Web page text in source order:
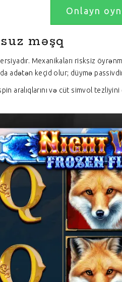
Onlayn
məşq
Mexanikaları risksiz
adətən keçid olur; düymə
aralıqlarını və cüt simvol